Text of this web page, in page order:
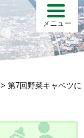
メニュー
> 第7回野菜キャベツに